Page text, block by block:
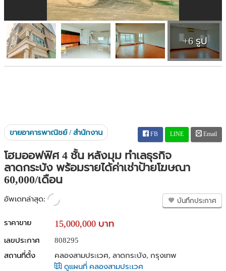
+6 รูป
ขายอาคารพาณิชย์ / สำนักงาน FB LINE Email
โฮมออฟฟิศ 4 ชั้น หลังมุม ทำเลธุรกิจ
ลาดกระบัง พร้อมรายได้ค่าเช่าป้ายโฆษณา
60,000/เดือน
อัพเดทล่าสุด: บันทึกประกาศ
ราคาขาย 15,000,000 บาท
เลขประกาศ
808295
สถานที่ตั้ง
คลองสามประเวศ, ลาดกระบัง, กรุงเทพ
ดูแผนที่ คลองสามประเวศ